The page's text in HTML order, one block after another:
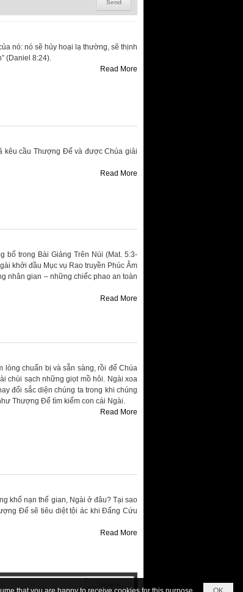
nó: nó sẽ hủy hoại lạ thường, sẽ thịnh
(Daniel 8:24).
Read More
kêu cầu Thượng Đế và được Chúa giải
Read More
bố trong Bài Giảng Trên Núi (Mat. 5:3-
khởi đầu Mục vụ Rao truyền Phúc Âm
nhân gian – những chiếc phao an toàn
Read More
chuẩn bị và sẵn sàng, rồi để Chúa
chùi sạch những giọt mồ hôi. Ngài xoa
đổi sắc diện chúng ta trong khi chúng
Thượng Đế tìm kiếm con cái Ngài.
Read More
khổ nạn thế gian, Ngài ở đâu? Tại sao
Đế sẽ tiêu diệt tội ác khi Đấng Cứu
Read More